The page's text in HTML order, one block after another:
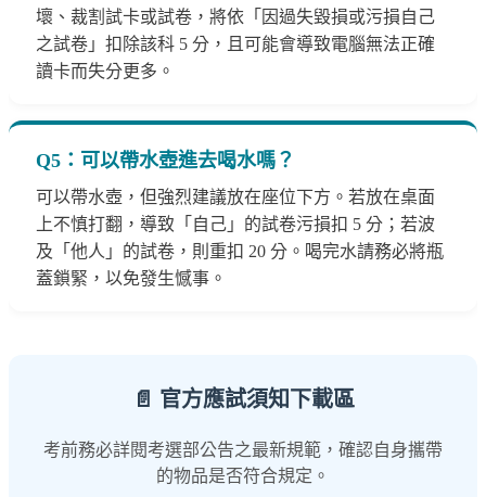
壞、裁割試卡或試卷，將依「因過失毀損或污損自己
之試卷」扣除該科 5 分，且可能會導致電腦無法正確
讀卡而失分更多。
Q5：可以帶水壺進去喝水嗎？
可以帶水壺，但強烈建議放在座位下方。若放在桌面
上不慎打翻，導致「自己」的試卷污損扣 5 分；若波
及「他人」的試卷，則重扣 20 分。喝完水請務必將瓶
蓋鎖緊，以免發生憾事。
📄 官方應試須知下載區
考前務必詳閱考選部公告之最新規範，確認自身攜帶
的物品是否符合規定。